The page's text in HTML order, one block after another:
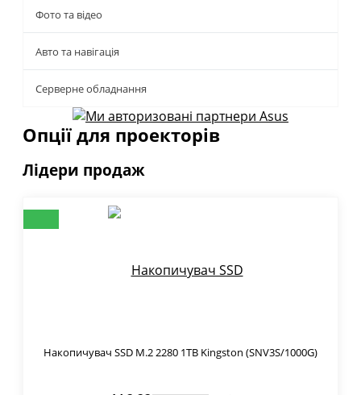
Фото та відео
Авто та навігація
Серверне обладнання
Опції для проекторів
Лідери продаж
Накопичувач SSD M.2 2280 1TB Kingston (SNV3S/1000G)